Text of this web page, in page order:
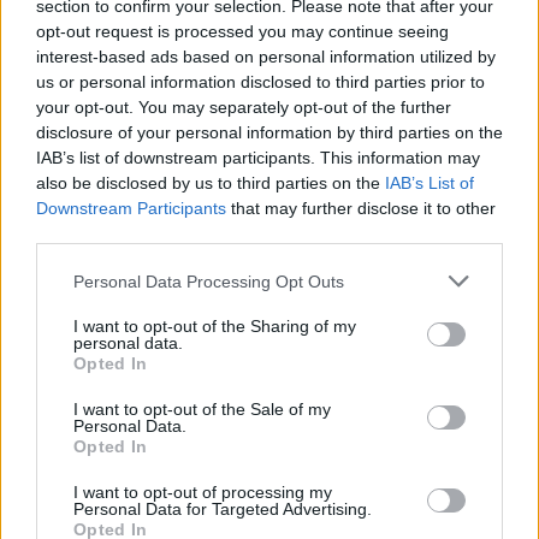
section to confirm your selection. Please note that after your
opt-out request is processed you may continue seeing
interest-based ads based on personal information utilized by
us or personal information disclosed to third parties prior to
your opt-out. You may separately opt-out of the further
disclosure of your personal information by third parties on the
IAB’s list of downstream participants. This information may
also be disclosed by us to third parties on the IAB’s List of
Downstream Participants that may further disclose it to other
Personal Data Processing Opt Outs
I want to opt-out of the Sharing of my
personal data.
Opted In
I want to opt-out of the Sale of my
Personal Data.
Opted In
I want to opt-out of processing my
Personal Data for Targeted Advertising.
Opted In
makina¡¡¡¡).
Una pequeña duda que siempre he tenido nuestros coches no
llevan ni EGR ni DPF verdad??? Y van con cadena en vez de
correa?
Gracias¡¡
Saludos.
Responder
matrix
Otro TSI por aqui 1.4, eso si. Gluppp jejje aunque me falten 400
vosotros, dadme hueco .. que habiendo huecoooo ya
seeeeeeeee yoooo..
B)